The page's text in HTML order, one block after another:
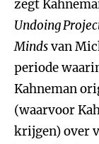
zegt
Undoing
Mindsvan
periode
Kahneman
(waarvoor
krijgen) over